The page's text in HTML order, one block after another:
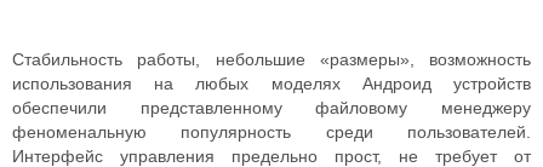
Стабильность работы, небольшие «размеры», возможность
использования на любых моделях Андроид устройств
обеспечили представленному файловому менеджеру
феноменальную популярность среди пользователей.
Интерфейс управления предельно прост, не требует от